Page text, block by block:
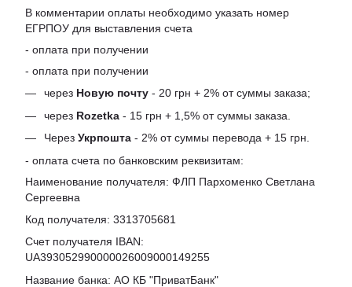
В комментарии оплаты необходимо указать номер
ЕГРПОУ для выставления счета
- оплата при получении
- оплата при получении
через Новую почту - 20 грн + 2% от суммы заказа;
через Rozetka - 15 грн + 1,5% от суммы заказа.
Через Укрпошта - 2% от суммы перевода + 15 грн.
- оплата счета по банковским реквизитам:
Наименование получателя: ФЛП Пархоменко Светлана
Сергеевна
Код получателя: 3313705681
Счет получателя IBAN:
UA393052990000026009000149255
Название банка: АО КБ "ПриватБанк"